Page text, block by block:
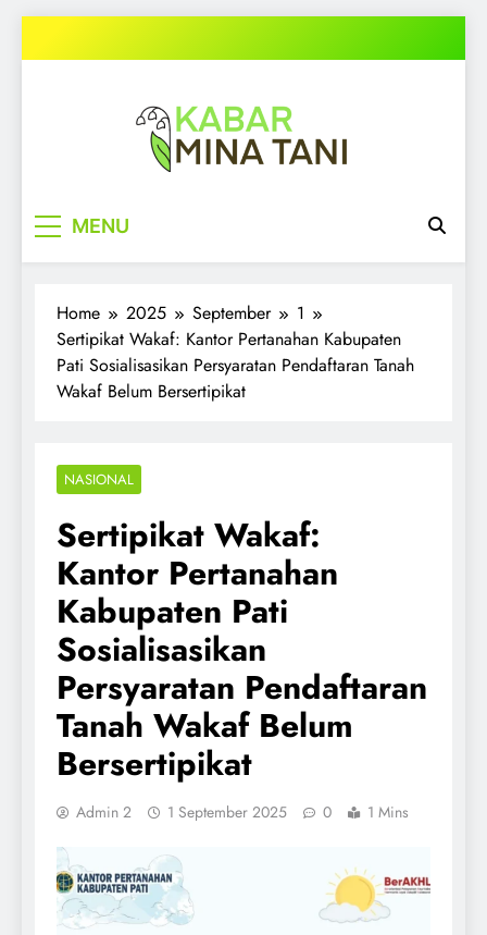
to
MENU
Home 2025 September
1
Sertipikat Wakaf: Kantor Pertanahan Kabupaten
Pati Sosialisasikan Persyaratan Pendaftaran Tanah
Wakaf Belum Bersertipikat
NASIONAL
Sertipikat Wakaf:
Kantor Pertanahan
Kabupaten Pati
Sosialisasikan
Persyaratan Pendaftaran
Tanah Wakaf Belum
Bersertipikat
Admin 2 1 September 2025 0 1 Mins